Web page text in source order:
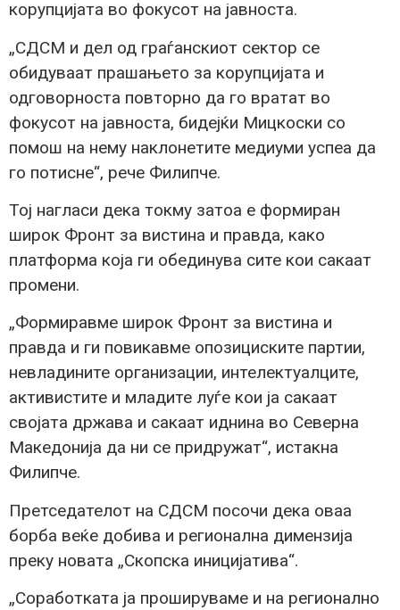
корупцијата во фокусот на јавноста.
„СДСМ и дел од граѓанскиот сектор се
обидуваат прашањето за корупцијата и
одговорноста повторно да го вратат во
фокусот на јавноста, бидејќи Мицкоски со
помош на нему наклонетите медиуми успеа да
го потисне“, рече Филипче.
Тој нагласи дека токму затоа е формиран
широк Фронт за вистина и правда, како
платформа која ги обединува сите кои сакаат
промени.
„Формиравме широк Фронт за вистина и
правда и ги повикавме опозициските партии,
невладините организации, интелектуалците,
активистите и младите луѓе кои ја сакаат
својата држава и сакаат иднина во Северна
Македонија да ни се придружат“, истакна
Филипче.
Претседателот на СДСМ посочи дека оваа
борба веќе добива и регионална димензија
преку новата „Скопска иницијатива“.
„Соработката ја прошируваме и на регионално